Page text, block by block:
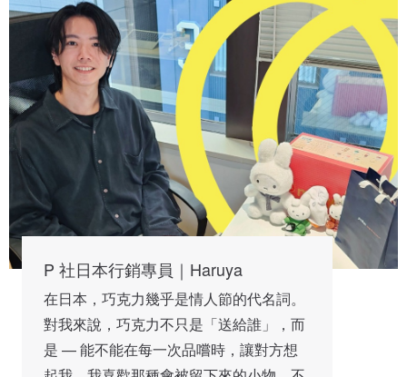
P 社日本行銷專員｜Haruya
在日本，巧克力幾乎是情人節的代名詞。
對我來說，巧克力不只是「送給誰」，而
是 — 能不能在每一次品嚐時，讓對方想